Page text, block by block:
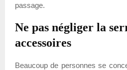
passage.
Ne pas négliger la
accessoires
Beaucoup de personnes se